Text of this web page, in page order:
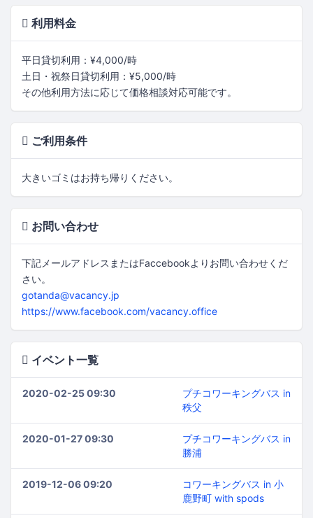
利用料金
平日貸切利用：¥4,000/時
土日・祝祭日貸切利用：¥5,000/時
その他利用方法に応じて価格相談対応可能です。
ご利用条件
大きいゴミはお持ち帰りください。
お問い合わせ
下記メールアドレスまたはFaccebookよりお問い合わせくだ
さい。
gotanda@vacancy.jp
https://www.facebook.com/vacancy.office
イベント一覧
2020-02-25 09:30
プチコワーキングバス in
秩父
2020-01-27 09:30
プチコワーキングバス in
勝浦
2019-12-06 09:20
コワーキングバス in 小
鹿野町 with spods